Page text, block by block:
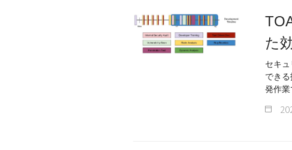
た
セキ
でき
発作